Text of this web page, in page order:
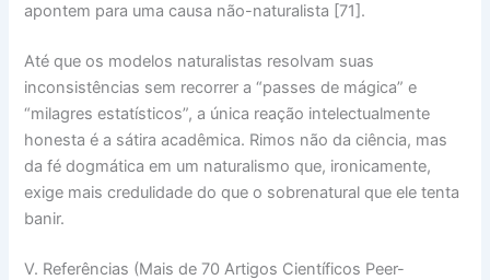
apontem para umacausa não-naturalista [71].
Até que os modelos naturalistas resolvam suas
inconsistências sem recorrer a“passes de mágica” e
“milagres estatísticos”, a única reação intelectualmente
honesta é a sátira acadêmica. Rimos não da ciência, mas
dafé dogmática em um naturalismo que, ironicamente,
exige mais credulidade do que o sobrenatural que ele tenta
banir.
V. Referências (Mais de 70 Artigos Científicos Peer-